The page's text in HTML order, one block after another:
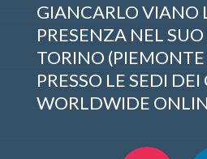
GIANCARLO VIANO
PRESENZA NEL
TORINO
PRESSO LE SEDI
WORLDWIDE